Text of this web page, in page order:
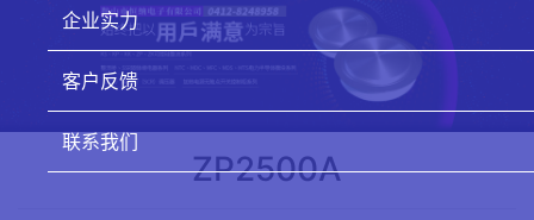
企业实力
客户反馈
联系我们
ZP2500A